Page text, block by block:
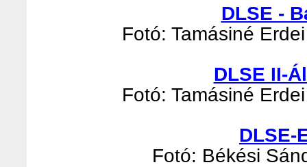
DLSE -
Fotó: Tamásiné
DLSE II-
Fotó: Tamásiné
DLSE-
Fotó: Békési